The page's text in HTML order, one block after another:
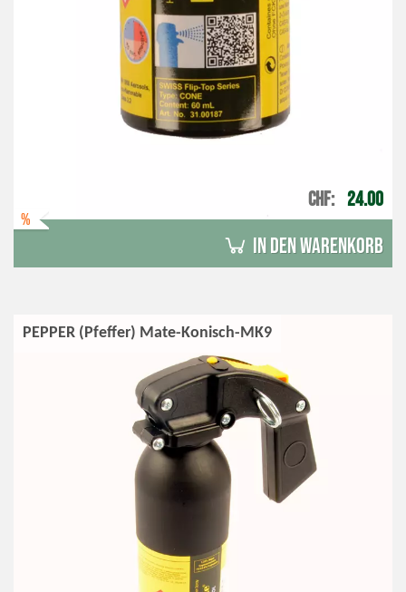
%
CHF 24.00
in den Warenkorb
PEPPER (Pfeffer) Mate-Konisch-MK9